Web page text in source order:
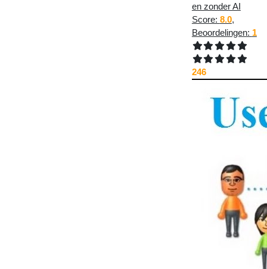
en zonder AI
Score: 8.0,
Beoordelingen: 1
246